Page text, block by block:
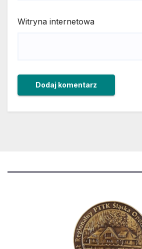
Witryna internetowa